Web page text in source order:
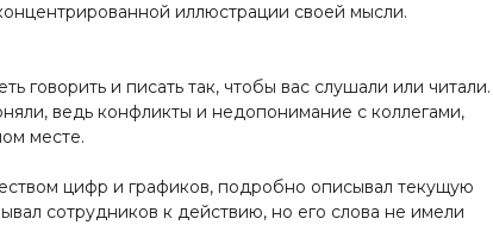
иллюстрации своей мысли.
говорить и писать так, чтобы вас слушали или читали.
ведь конфликты и недопонимание с коллегами,
месте.
цифр и графиков, подробно описывал текущую
сотрудников к действию, но его слова не имели